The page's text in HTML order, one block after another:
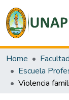
Home